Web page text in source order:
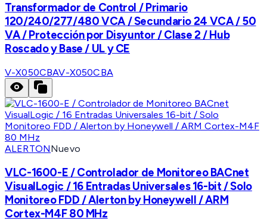
Transformador de Control / Primario
120/240/277/480 VCA / Secundario 24 VCA / 50
VA / Protección por Disyuntor / Clase 2 / Hub
Roscado y Base / UL y CE
V-X050CBAV-X050CBA
ALERTONNuevo
VLC-1600-E / Controlador de Monitoreo BACnet
VisualLogic / 16 Entradas Universales 16-bit / Solo
Monitoreo FDD / Alerton by Honeywell / ARM
Cortex-M4F 80 MHz